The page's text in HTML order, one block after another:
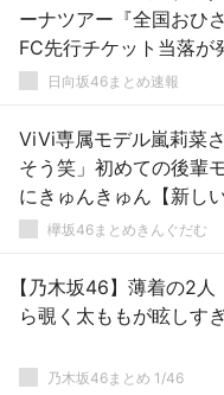
ーナツアー『全国おひ
FC先行チケット当落が
日向坂46まとめ速報
ViVi専属モデル嵐莉菜
そう笑」初めての後輩
にきゅんきゅん【新しい
欅坂46まとめきんぐだむ
【乃木坂46】薄着の2
ら覗く太ももが眩しす
乃木坂46まとめ 1/46